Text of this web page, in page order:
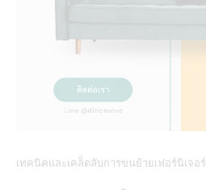
เทคนิคและเคล็ดลับการขนย้ายเฟอร์นิเจอร์